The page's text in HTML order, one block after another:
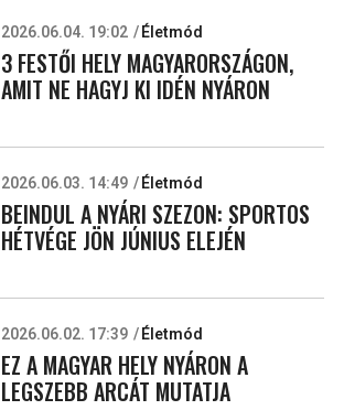
2026.06.04. 19:02 Életmód
3 FESTŐI HELY MAGYARORSZÁGON,
AMIT NE HAGYJ KI IDÉN NYÁRON
2026.06.03. 14:49 Életmód
BEINDUL A NYÁRI SZEZON: SPORTOS
HÉTVÉGE JÖN JÚNIUS ELEJÉN
2026.06.02. 17:39 Életmód
EZ A MAGYAR HELY NYÁRON A
LEGSZEBB ARCÁT MUTATJA